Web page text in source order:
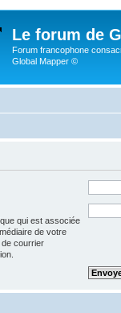
Le forum de
Forum francophone
Global Mapper ©
qui est associée
de votre
de courrier